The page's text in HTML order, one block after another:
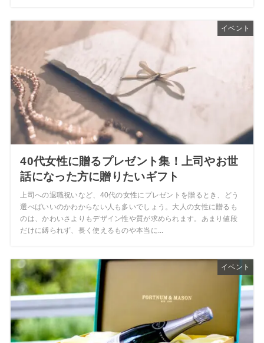
イベント
40代女性に贈るプレゼント集！上司やお世
話になった方に贈りたいギフト
上司への退職祝いなど、40代の女性にプレゼントを贈るとき、どう
選べばいいのかわからない人も多いでしょう。大人の女性に贈るも
のは、かわいさよりもデザイン性や質が求められます。あまり値段
だけに縛られず、長く使えるものや本当に...
イベント